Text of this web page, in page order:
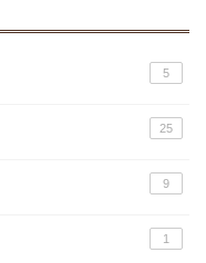
5
25
9
1